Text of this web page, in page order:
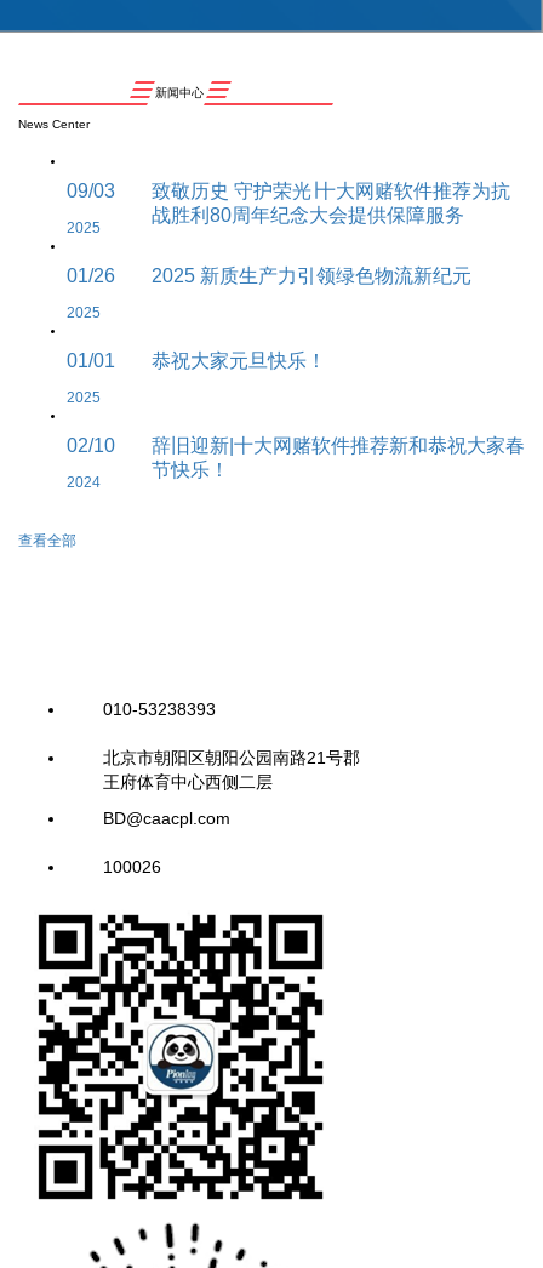
新闻中心
News Center
09/03
2025
致敬历史 守护荣光∣十大网赌软件推荐为抗
战胜利80周年纪念大会提供保障服务
01/26
2025
2025 新质生产力引领绿色物流新纪元
01/01
2025
恭祝大家元旦快乐！
02/10
2024
辞旧迎新|十大网赌软件推荐新和恭祝大家春
节快乐！
查看全部
010-53238393
北京市朝阳区朝阳公园南路21号郡
王府体育中心西侧二层
BD@caacpl.com
100026